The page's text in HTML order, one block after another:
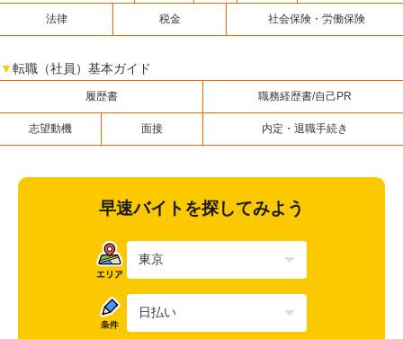
法律 税金 社会保険・労働保険
▼転職（社員）基本ガイド
履歴書 職務経歴書/自己PR
志望動機 面接 内定・退職手続き
早速バイトを探してみよう